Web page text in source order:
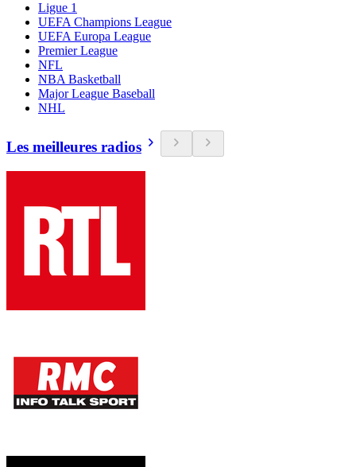
Ligue 1
UEFA Champions League
UEFA Europa League
Premier League
NFL
NBA Basketball
Major League Baseball
NHL
Les meilleures radios